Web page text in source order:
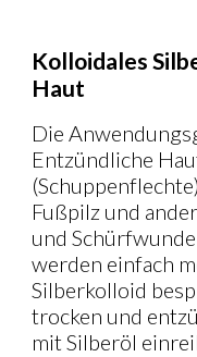
Kolloidales
Haut
Die
Entzündliche
Fußpilz und
und
werden einfach
Silberkolloid
trocken und
mit Silberöl